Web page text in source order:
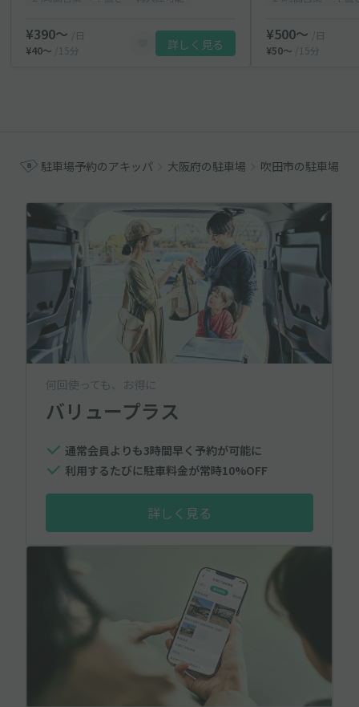
¥390〜
/日
¥40〜
/15分 詳しく見る
¥500〜
/日
¥50〜
/15分
駐車場予約のアキッパ 大阪府の駐車場 吹田市の駐車場
何回使っても、お得に
バリュープラス
通常会員よりも3時間早く予約が可能に
利用するたびに駐車料金が常時10%OFF
詳しく見る